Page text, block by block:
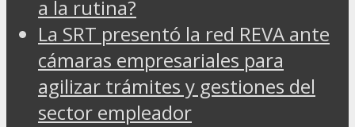
a la rutina?
La SRT presentó la red REVA ante
cámaras empresariales para
agilizar trámites y gestiones del
sector empleador